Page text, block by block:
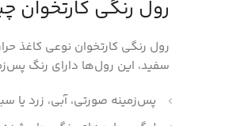
رول رنگی کارتخوان
سفید، این رول‌ها دارای رنگ
پس‌زمینه صورتی، آبی، زرد یا